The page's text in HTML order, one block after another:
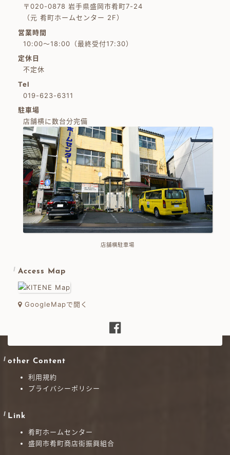
〒020-0878 岩手県盛岡市肴町7-24
（元 肴町ホームセンター 2F）
営業時間
10:00～18:00（最終受付17:30）
定休日
不定休
Tel
019-623-6311
駐車場
店舗横に数台分完備
店舗横駐車場
Access Map
GoogleMapで開く
other Content
利用規約
プライバシーポリシー
Link
肴町ホームセンター
盛岡市肴町商店街振興組合